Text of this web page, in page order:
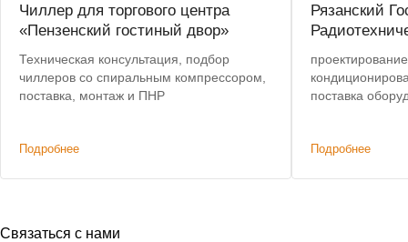
Чиллер для торгового центра
«Пензенский гостиный двор»
Техническая консультация, подбор
чиллеров со спиральным компрессором,
поставка, монтаж и ПНР
Подробнее
Рязанский
поставка
Подробнее
Связаться с нами